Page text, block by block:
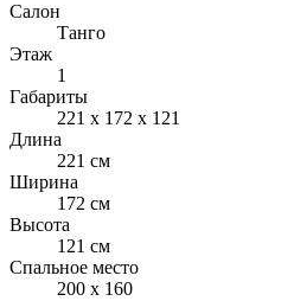
Доступные размеры:
Ш.172 × Г.221 × В.121 см,
Ш.192 × Г.221 × В.121 см,
Высота изножья - 40 см.
Кровать доступна без решётки, с
или с подъёмным механизмом и
Производитель: Camelgroup
Салон
Танго
Этаж
1
Габариты
221 x 172 x 121
Длина
221 см
Ширина
172 см
Высота
121 см
Спальное место
200 x 160